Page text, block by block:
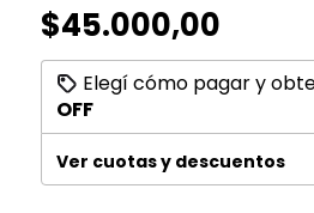
$45.000,00
Elegí cómo pagar y
OFF
Ver cuotas y descuentos